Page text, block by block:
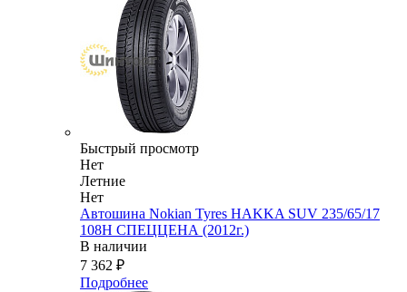
Быстрый просмотр
Нет
Летние
Нет
Автошина Nokian Tyres HAKKA SUV 235/65/17
108H СПЕЦЦЕНА (2012г.)
В наличии
7 362 ₽
Подробнее